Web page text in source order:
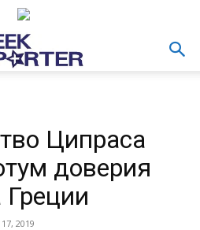
Ципраса
доверия
2019